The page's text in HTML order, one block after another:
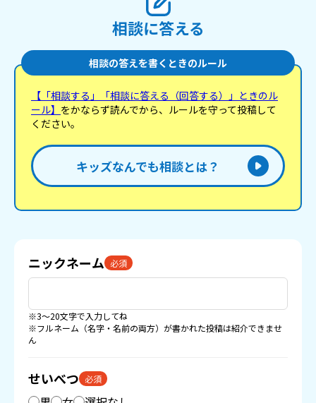
相談に答える
相談の答えを書くときのルール
【「相談する」「相談に答える（回答する）」ときのル
ール】 をかならず読んでから、ルールを守って投稿して
ください。
キッズなんでも相談とは？
ニックネーム 必須
※3〜20文字で入力してね
※フルネーム（名字・名前の両方）が書かれた投稿は紹介できませ
ん
せいべつ 必須